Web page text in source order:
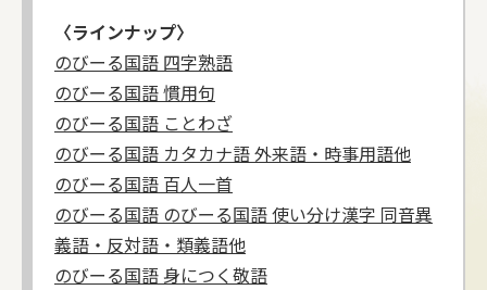
〈ラインナップ〉
のびーる国語 四字熟語
のびーる国語 慣用句
のびーる国語 ことわざ
のびーる国語 カタカナ語 外来語・時事用語他
のびーる国語 百人一首
のびーる国語 のびーる国語 使い分け漢字 同音異
義語・反対語・類義語他
のびーる国語 身につく敬語